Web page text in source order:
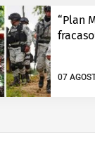
“Plan
07